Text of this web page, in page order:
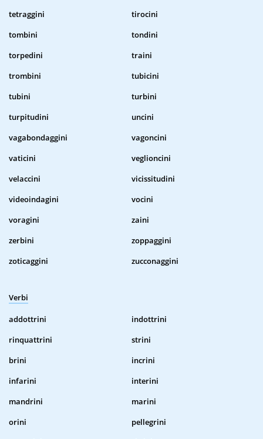
tetraggini
tirocini
tombini
tondini
torpedini
traini
trombini
tubicini
tubini
turbini
turpitudini
uncini
vagabondaggini
vagoncini
vaticini
veglioncini
velaccini
vicissitudini
videoindagini
vocini
voragini
zaini
zerbini
zoppaggini
zoticaggini
zucconaggini
Verbi
addottrini
indottrini
rinquattrini
strini
brini
incrini
infarini
interini
mandrini
marini
orini
pellegrini